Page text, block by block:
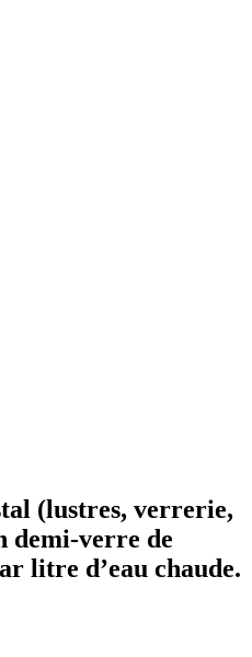
(lustres, verrerie,
demi-verre de
litre d’eau chaude.